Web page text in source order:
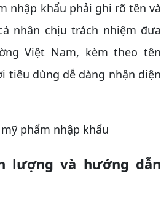
nhập khẩu phải ghi rõ tên và
nhân chịu trách nhiệm đưa
Việt Nam, kèm theo tên
tiêu dùng dễ dàng nhận diện
lượng và hướng dẫn